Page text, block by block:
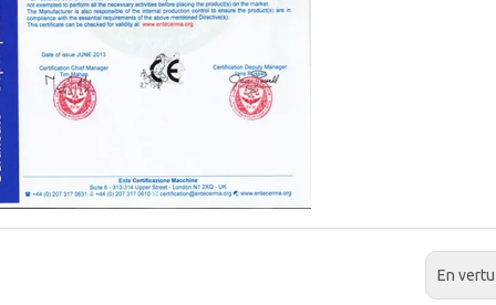
En